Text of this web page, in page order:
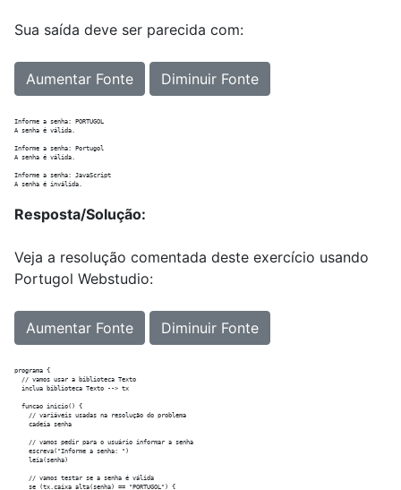
Sua saída deve ser parecida com:
Aumentar Fonte Diminuir Fonte
Informe a senha: PORTUGOL
A senha é válida.
Informe a senha: Portugol
A senha é válida.
Informe a senha: JavaScript
Resposta/Solução:
Veja a resolução comentada deste exercício usando
Portugol Webstudio:
Aumentar Fonte Diminuir Fonte
programa {
  // vamos usar a biblioteca Texto
  inclua biblioteca Texto --> tx
  funcao inicio() {
    // variáveis usadas na resolução do problema
    cadeia senha
    // vamos pedir para o usuário informar a senha
    escreva("Informe a senha: ")
    leia(senha)
    // vamos testar se a senha é válida
    se (tx.caixa_alta(senha) == "PORTUGOL") {